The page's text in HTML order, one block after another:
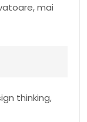
mai
thinking,